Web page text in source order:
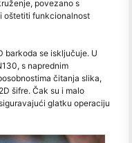
povezano s
oštetiti funkcionalnost
barkoda se isključuje. U
s naprednim
čitanja slika,
šifre. Čak su i malo
glatku operaciju